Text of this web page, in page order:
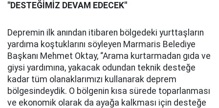
"DESTEĞİMİZ DEVAM EDECEK"
Depremin ilk anından itibaren bölgedeki yurttaşların
yardıma koştuklarını söyleyen Marmaris Belediye
Başkanı Mehmet Oktay, “Arama kurtarmadan gıda ve
giysi yardımına, yakacak odundan teknik desteğe
kadar tüm olanaklarımızı kullanarak deprem
bölgesindeydik. O bölgenin kısa sürede toparlanması
ve ekonomik olarak da ayağa kalkması için desteğe